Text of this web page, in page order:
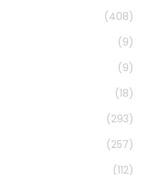
(408)
(9)
(9)
(18)
(293)
(257)
(112)